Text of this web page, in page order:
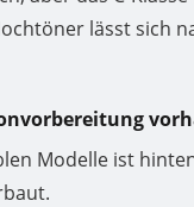
lässt sich
Modelle ist